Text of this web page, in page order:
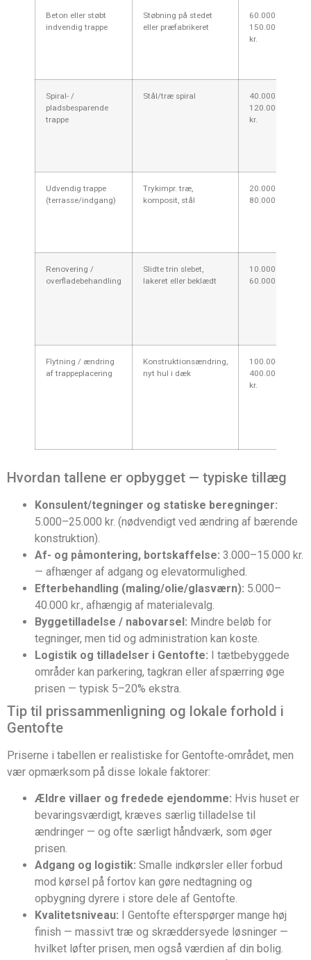
Beton eller støbt
indvendig trappe
Støbning på stedet
eller præfabrikeret
60.000–
150.000
kr.
Spiral- /
pladsbesparende
trappe
Stål/træ spiral
40.000–
120.000
kr.
Udvendig trappe
(terrasse/indgang)
Trykimpr. træ,
komposit, stål
20.000–
80.000 kr.
Renovering /
overfladebehandling
Slidte trin slebet,
lakeret eller beklædt
10.000–
60.000 kr.
Flytning / ændring
af trappeplacering
Konstruktionsændring,
nyt hul i dæk
100.000–
400.000+
kr.
Hvordan tallene er opbygget — typiske tillæg
Konsulent/tegninger og statiske beregninger:
5.000–25.000 kr. (nødvendigt ved ændring af bærende
konstruktion).
Af- og påmontering, bortskaffelse: 3.000–15.000 kr.
— afhænger af adgang og elevatormulighed.
Efterbehandling (maling/olie/glasværn): 5.000–
40.000 kr., afhængig af materialevalg.
Byggetilladelse / nabovarsel: Mindre beløb for
tegninger, men tid og administration kan koste.
Logistik og tilladelser i Gentofte: I tætbebyggede
områder kan parkering, tagkran eller afspærring øge
prisen — typisk 5–20% ekstra.
Tip til prissammenligning og lokale forhold i
Gentofte
Priserne i tabellen er realistiske for Gentofte‑området, men
vær opmærksom på disse lokale faktorer:
Ældre villaer og fredede ejendomme: Hvis huset er
bevaringsværdigt, kræves særlig tilladelse til
ændringer — og ofte særligt håndværk, som øger
prisen.
Adgang og logistik: Smalle indkørsler eller forbud
mod kørsel på fortov kan gøre nedtagning og
opbygning dyrere i store dele af Gentofte.
Kvalitetsniveau: I Gentofte efterspørger mange høj
finish — massivt træ og skræddersyede løsninger —
hvilket løfter prisen, men også værdien af din bolig.